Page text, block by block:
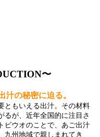
〜
汁の秘密に迫る。
ともいえる出汁。その材料
るが、近年全国的に注目さ
ビウオのことで、あご出汁
九州地域で親しまれてき